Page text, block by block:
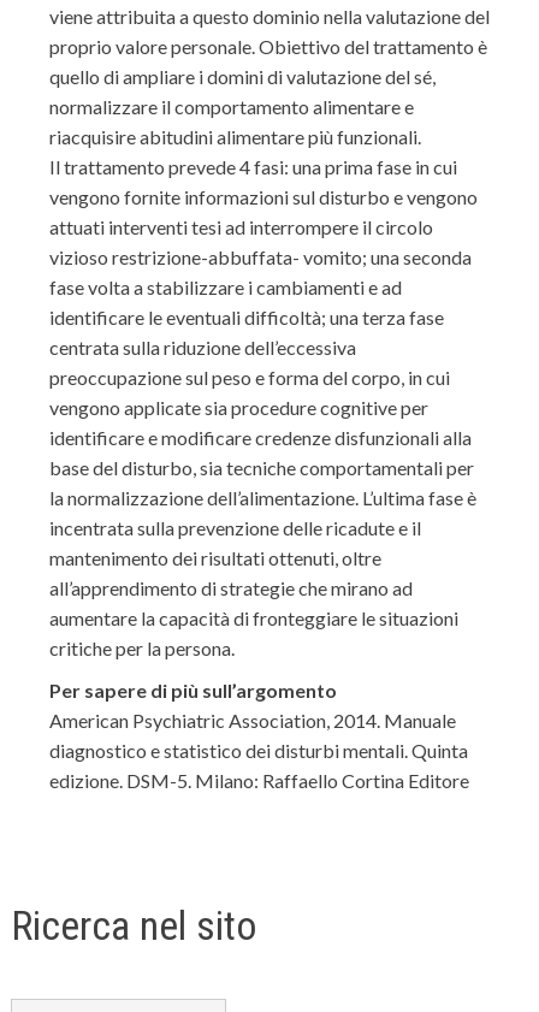
viene attribuita a questo dominio nella valutazione del
proprio valore personale. Obiettivo del trattamento è
quello di ampliare i domini di valutazione del sé,
normalizzare il comportamento alimentare e
riacquisire abitudini alimentare più funzionali.
Il trattamento prevede 4 fasi: una prima fase in cui
vengono fornite informazioni sul disturbo e vengono
attuati interventi tesi ad interrompere il circolo
vizioso restrizione-abbuffata- vomito; una seconda
fase volta a stabilizzare i cambiamenti e ad
identificare le eventuali difficoltà; una terza fase
centrata sulla riduzione dell’eccessiva
preoccupazione sul peso e forma del corpo, in cui
vengono applicate sia procedure cognitive per
identificare e modificare credenze disfunzionali alla
base del disturbo, sia tecniche comportamentali per
la normalizzazione dell’alimentazione. L’ultima fase è
incentrata sulla prevenzione delle ricadute e il
mantenimento dei risultati ottenuti, oltre
all’apprendimento di strategie che mirano ad
aumentare la capacità di fronteggiare le situazioni
critiche per la persona.
Per sapere di più sull’argomento
American Psychiatric Association, 2014. Manuale
diagnostico e statistico dei disturbi mentali. Quinta
edizione. DSM-5. Milano: Raffaello Cortina Editore
Ricerca nel sito